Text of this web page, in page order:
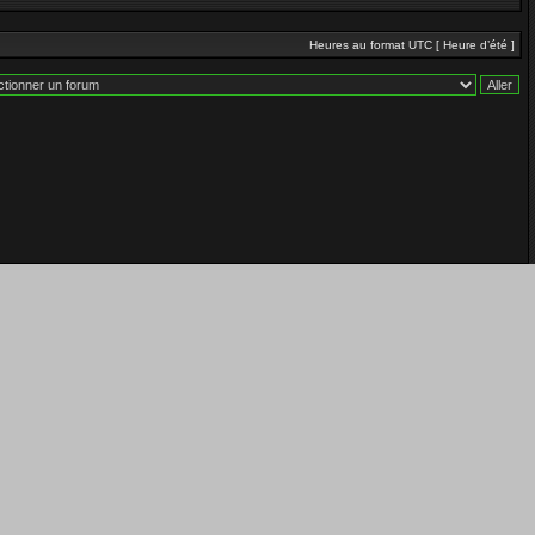
Heures au format UTC [ Heure d’été ]